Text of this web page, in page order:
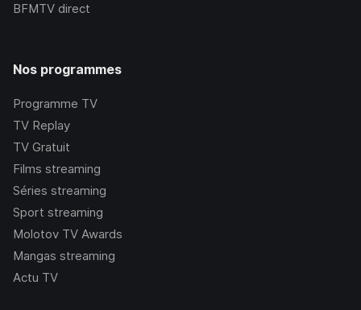
BFMTV direct
Nos programmes
Programme TV
TV Replay
TV Gratuit
Films streaming
Séries streaming
Sport streaming
Molotov TV Awards
Mangas streaming
Actu TV